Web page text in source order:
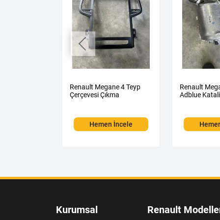
Renault Megane 4 Teyp
Çerçevesi Çıkma
Hemen İncele
Renault
Adblue
Kurumsal Renault